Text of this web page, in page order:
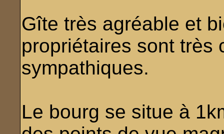
Gîte très agréable et
propriétaires sont très
sympathiques.
Le bourg se situe à